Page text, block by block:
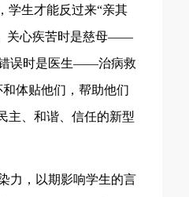
学生才能反过来“亲其
关心疾苦时是慈母——
误时是医生——治病救
体贴他们，帮助他们
主、和谐、信任的新型
力，以期影响学生的言